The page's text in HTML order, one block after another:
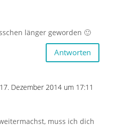
länger geworden 🙂
Antworten
Dezember 2014 um 17:11
muss ich dich